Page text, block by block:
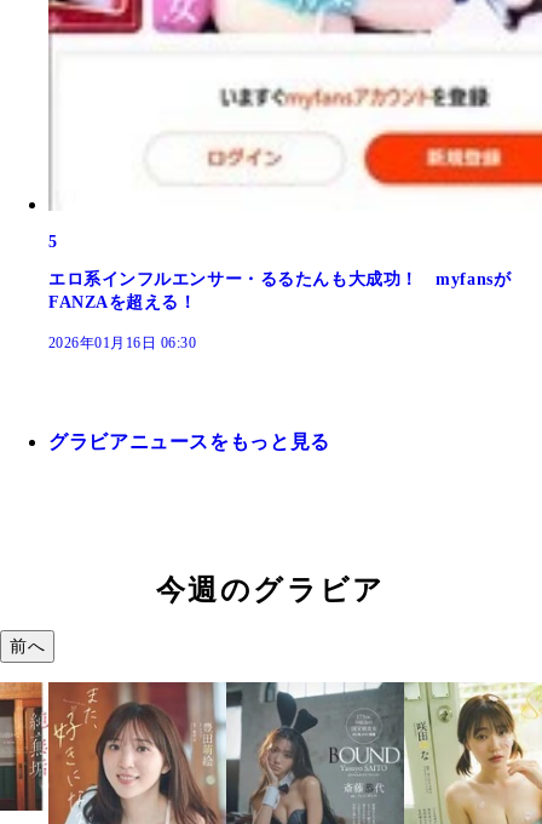
5
エロ系インフルエンサー・るるたんも大成功！ myfansが
FANZAを超える！
2026年01月16日 06:30
グラビアニュースをもっと見る
今週のグラビア
前へ